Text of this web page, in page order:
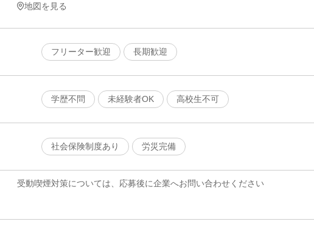
地図を見る
フリーター歓迎
長期歓迎
学歴不問
未経験者OK 高校生不可
社会保険制度あり
労災完備
受動喫煙対策については、応募後に企業へお問い合わせください